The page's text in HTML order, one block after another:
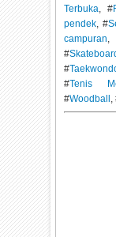
Terbuka , #
pendek , #
campuran
#
#
#Tenis
#Woodball